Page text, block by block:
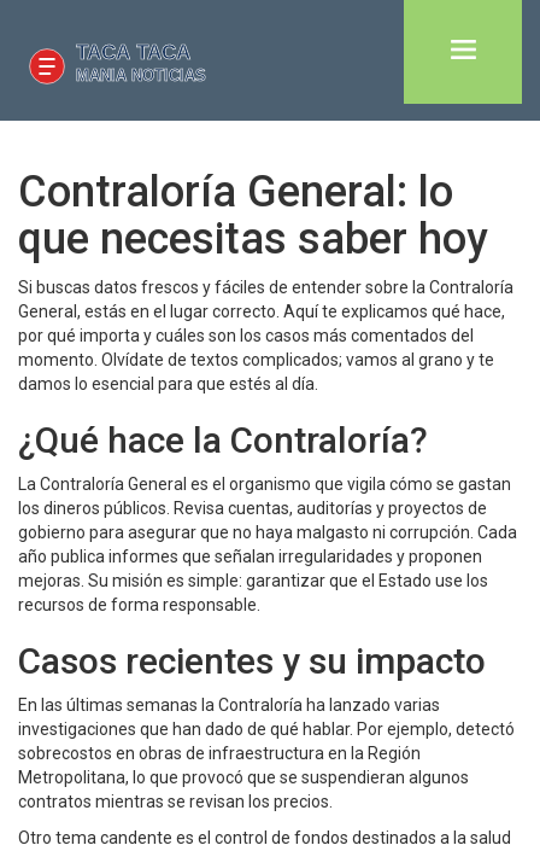
Contraloría General: lo
que necesitas saber hoy
Si buscas datos frescos y fáciles de entender sobre la Contraloría
General, estás en el lugar correcto. Aquí te explicamos qué hace,
por qué importa y cuáles son los casos más comentados del
momento. Olvídate de textos complicados; vamos al grano y te
damos lo esencial para que estés al día.
¿Qué hace la Contraloría?
La Contraloría General es el organismo que vigila cómo se gastan
los dineros públicos. Revisa cuentas, auditorías y proyectos de
gobierno para asegurar que no haya malgasto ni corrupción. Cada
año publica informes que señalan irregularidades y proponen
mejoras. Su misión es simple: garantizar que el Estado use los
recursos de forma responsable.
Casos recientes y su impacto
En las últimas semanas la Contraloría ha lanzado varias
investigaciones que han dado de qué hablar. Por ejemplo, detectó
sobrecostos en obras de infraestructura en la Región
Metropolitana, lo que provocó que se suspendieran algunos
contratos mientras se revisan los precios.
Otro tema candente es el control de fondos destinados a la salud